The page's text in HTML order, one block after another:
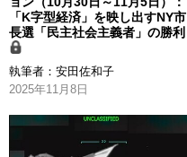
「K字型経済」を映し出すNY市
長選「民主社会主義者」の勝利
執筆者： 安田佐和子
2025年11月8日